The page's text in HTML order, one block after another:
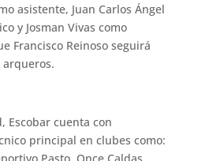
asistente, Juan Carlos Ángel
y Josman Vivas como
Francisco Reinoso seguirá
Escobar cuenta con
principal en clubes como: